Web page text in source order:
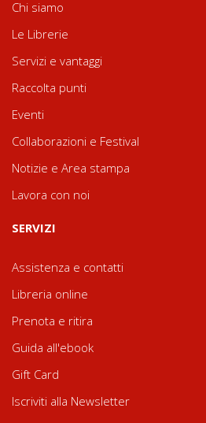
Chi siamo
Le Librerie
Servizi e vantaggi
Raccolta punti
Eventi
Collaborazioni e Festival
Notizie e Area stampa
Lavora con noi
SERVIZI
Assistenza e contatti
Libreria online
Prenota e ritira
Guida all'ebook
Gift Card
Iscriviti alla Newsletter